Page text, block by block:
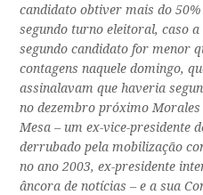
candidato obtiver mais do
segundo turno eleitoral, caso
segundo candidato for menor
contagens naquele domingo,
assinalavam que haveria
no dezembro próximo
Mesa – um ex-vice-presidente
derrubado pela mobilização
no ano 2003, ex-presidente
âncora de notícias – e a sua